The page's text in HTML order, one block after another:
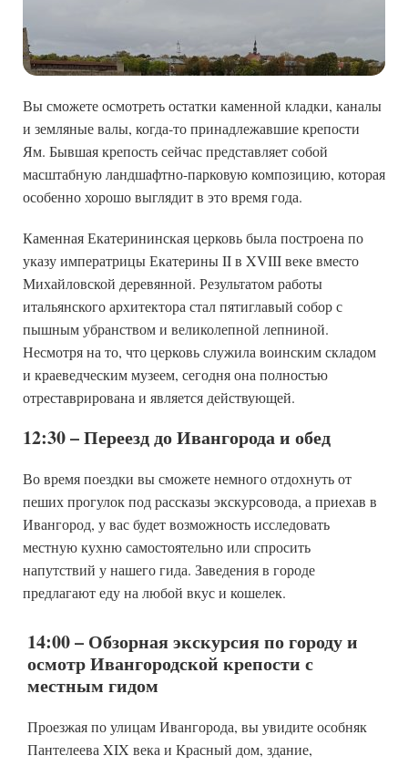
Вы сможете осмотреть остатки каменной кладки, каналы
и земляные валы, когда-то принадлежавшие крепости
Ям. Бывшая крепость сейчас представляет собой
масштабную ландшафтно-парковую композицию, которая
особенно хорошо выглядит в это время года.
Каменная Екатерининская церковь была построена по
указу императрицы Екатерины II в XVIII веке вместо
Михайловской деревянной. Результатом работы
итальянского архитектора стал пятиглавый собор с
пышным убранством и великолепной лепниной.
Несмотря на то, что церковь служила воинским складом
и краеведческим музеем, сегодня она полностью
отреставрирована и является действующей.
12:30 – Переезд до Ивангорода и обед
Во время поездки вы сможете немного отдохнуть от
пеших прогулок под рассказы экскурсовода, а приехав в
Ивангород, у вас будет возможность исследовать
местную кухню самостоятельно или спросить
напутствий у нашего гида. Заведения в городе
предлагают еду на любой вкус и кошелек.
14:00 – Обзорная экскурсия по городу и
осмотр Ивангородской крепости с
местным гидом
Проезжая по улицам Ивангорода, вы увидите особняк
Пантелеева XIX века и Красный дом, здание,